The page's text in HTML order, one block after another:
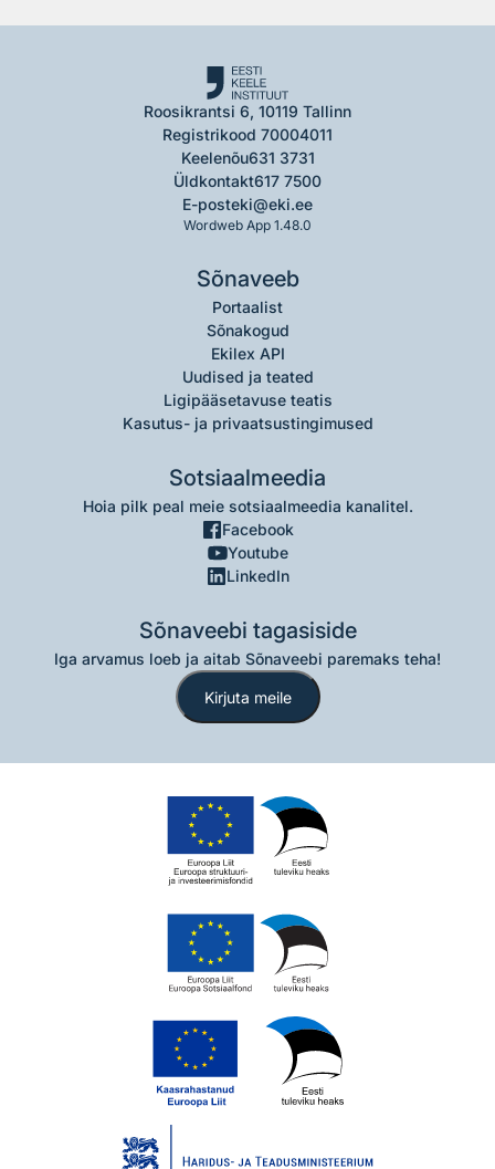
Roosikrantsi 6, 10119 Tallinn
Registrikood 70004011
Keelenõu631 3731
Üldkontakt617 7500
E-posteki@eki.ee
Wordweb App 1.48.0
Sõnaveeb
Portaalist
Sõnakogud
Ekilex API
Uudised ja teated
Ligipääsetavuse teatis
Kasutus- ja privaatsustingimused
Sotsiaalmeedia
Hoia pilk peal meie sotsiaalmeedia kanalitel.
Facebook
Youtube
LinkedIn
Sõnaveebi tagasiside
Iga arvamus loeb ja aitab Sõnaveebi paremaks teha!
Kirjuta meile